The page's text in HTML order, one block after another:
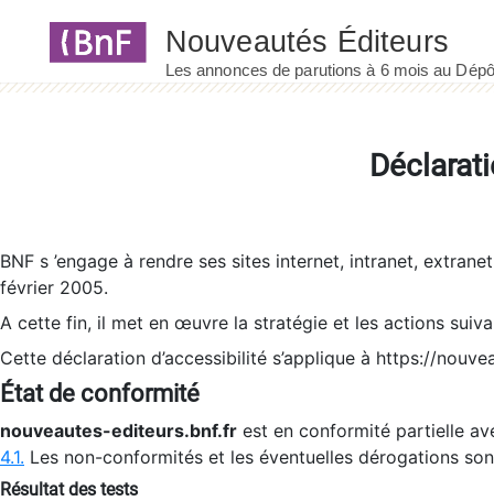
BNF s ’engage à rendre ses sites internet, intranet,
février 2005.
A cette fin, il met en œuvre la stratégie et les actions
Cette déclaration d’accessibilité s’applique à https://
État de conformité
nouveautes-editeurs.bnf.fr est en conformité partielle
4.1. Les non-conformités et les éventuelles dérogations
Résultat des tests